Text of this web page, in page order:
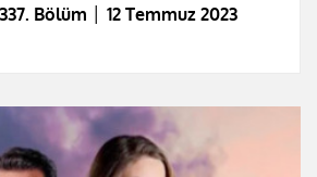
Bölüm │ 12 Temmuz 2023